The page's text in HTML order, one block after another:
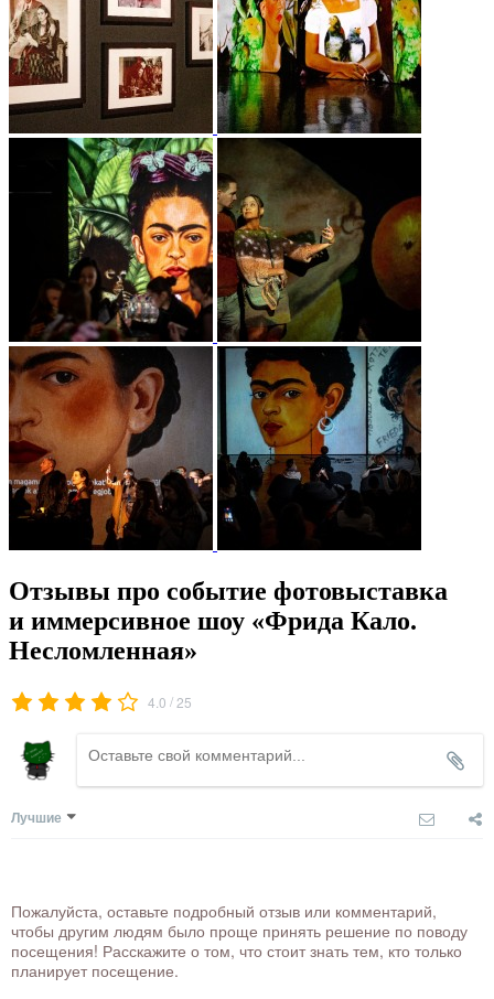
Отзывы про событие фотовыставка
и иммерсивное шоу «Фрида Кало.
Несломленная»
4.0 /25
Лучшие
Пожалуйста, оставьте подробный отзыв или комментарий,
чтобы другим людям было проще принять решение по поводу
посещения! Расскажите о том, что стоит знать тем, кто только
планирует посещение.